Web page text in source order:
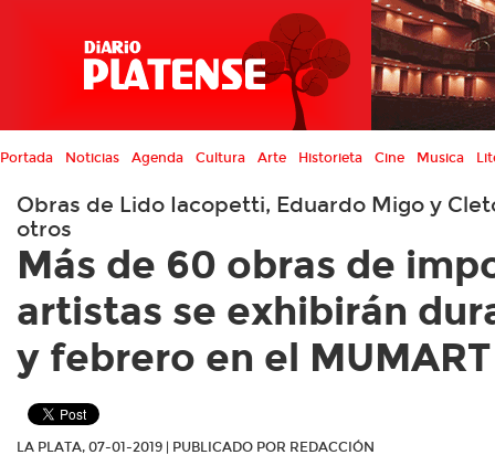
Portada Noticias Agenda Cultura Arte Historieta Cine Musica
Obras de Lido Iacopetti, Eduardo Migo y
otros
Más de 60 obras de
artistas se exhibirán
y febrero en el MUMART
LA PLATA, 07-01-2019 | PUBLICADO POR REDACCIÓN